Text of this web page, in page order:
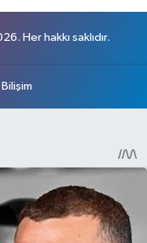
Her hakkı saklıdır.
Bilişim